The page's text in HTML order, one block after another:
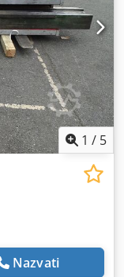
1 / 5
Nazvati